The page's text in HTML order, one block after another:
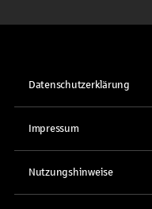
Datenschutzerklärung
Impressum
Nutzungshinweise